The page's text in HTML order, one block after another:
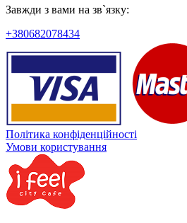
Завжди з вами на зв`язку:
+380682078434
Політика конфіденційності
Умови користування